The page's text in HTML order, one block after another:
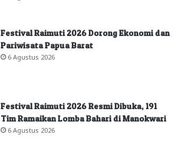
Festival Raimuti 2026 Dorong Ekonomi dan
Pariwisata Papua Barat
6 Agustus 2026
Festival Raimuti 2026 Resmi Dibuka, 191
Tim Ramaikan Lomba Bahari di Manokwari
6 Agustus 2026